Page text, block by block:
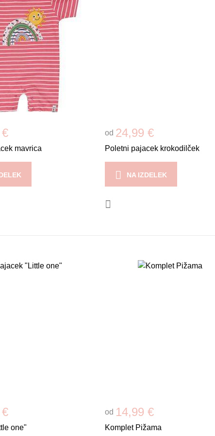
mavrica
od 24,99 €
Poletni pajacek krokodilček
NA IZDELEK
one"
od 14,99 €
Komplet Pižama